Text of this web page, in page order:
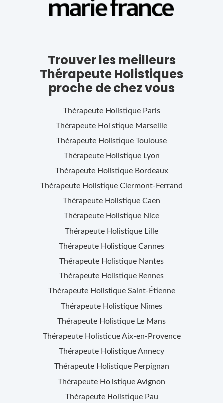
Trouver les meilleurs
Thérapeute Holistiques
proche de chez vous
Thérapeute Holistique Paris
Thérapeute Holistique Marseille
Thérapeute Holistique Toulouse
Thérapeute Holistique Lyon
Thérapeute Holistique Bordeaux
Thérapeute Holistique Clermont-Ferrand
Thérapeute Holistique Caen
Thérapeute Holistique Nice
Thérapeute Holistique Lille
Thérapeute Holistique Cannes
Thérapeute Holistique Nantes
Thérapeute Holistique Rennes
Thérapeute Holistique Saint-Étienne
Thérapeute Holistique Nîmes
Thérapeute Holistique Le Mans
Thérapeute HolistiqueAix-en-Provence
Thérapeute HolistiqueAnnecy
Thérapeute Holistique Perpignan
Thérapeute HolistiqueAvignon
Thérapeute Holistique Pau